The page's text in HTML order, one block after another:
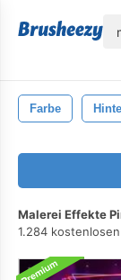
Farbe
Malerei Effekte
1.284